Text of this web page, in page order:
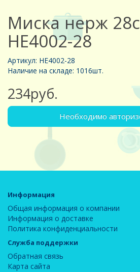
Миска нерж
HE4002-28
Артикул: HE4002-28
Наличие на складе: 1016шт.
234руб.
Необходимо
Информация
Общая информация о компании
Информация о доставке
Политика конфиденциальности
Служба поддержки
Обратная связь
Карта сайта